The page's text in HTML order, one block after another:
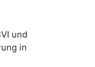
und
in